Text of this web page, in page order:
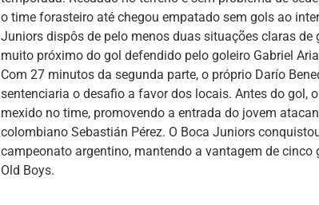
o time forasteiro até chegou empatado sem gols ao
Juniors dispôs de pelo menos duas situações claras
muito próximo do gol defendido pelo goleiro Gabriel
Com 27 minutos da segunda parte, o próprio Darío
sentenciaria o desafio a favor dos locais. Antes do gol,
mexido no time, promovendo a entrada do jovem
colombiano Sebastián Pérez. O Boca Juniors
campeonato argentino, mantendo a vantagem de cinco
Old Boys.